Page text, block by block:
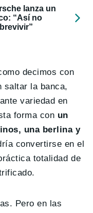
lanza un
“Así no
decimos con
saltar la banca,
variedad en
forma con un
una berlina y
convertirse en el
totalidad de
Pero en las